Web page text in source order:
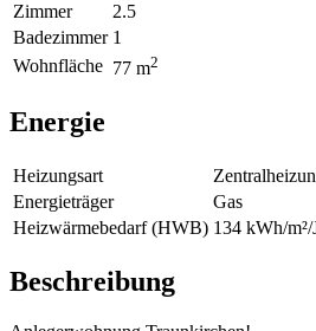
Zimmer
2.5
Badezimmer 1
Wohnfläche 77 m2
Energie
Heizungsart
Energieträger
Gas
Heizwärmebedarf (HWB) 134 kWh/m²/
Beschreibung